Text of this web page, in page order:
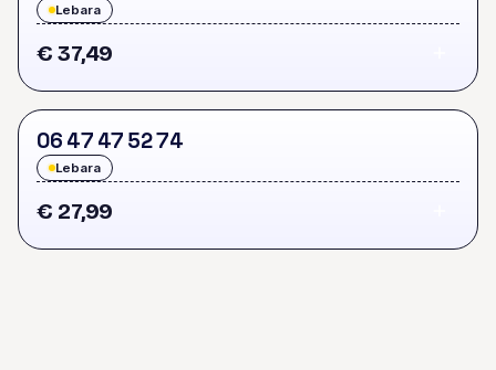
Lebara
€ 37,49
06 47 47 5274
Lebara
€ 27,99